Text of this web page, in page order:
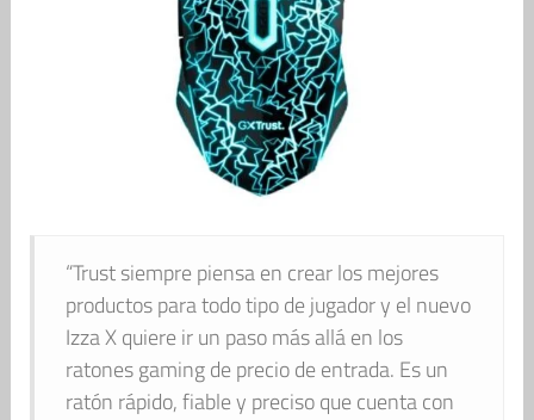
“Trust siempre piensa en crear los mejores
productos para todo tipo de jugador y el nuevo
Izza X quiere ir un paso más allá en los
ratones gaming de precio de entrada. Es un
ratón rápido, fiable y preciso que cuenta con